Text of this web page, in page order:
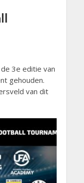
3e editie van
gehouden.
van dit